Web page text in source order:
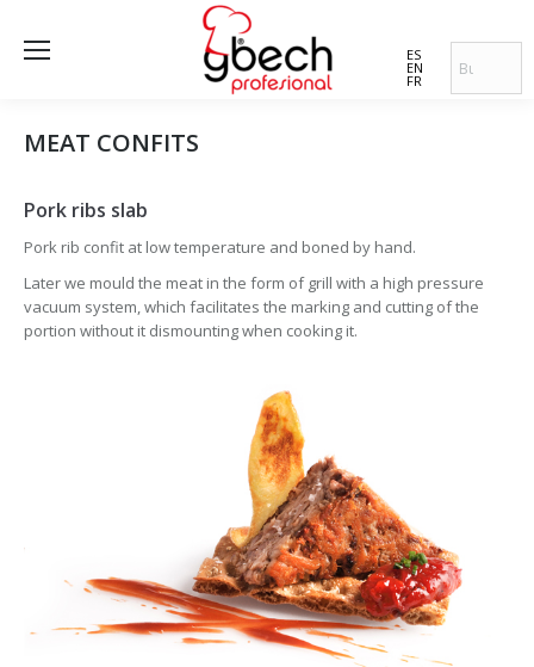
ES
EN
FR
MEAT CONFITS
Pork ribs slab
Pork rib confit at low temperature and boned by hand.
Later we mould the meat in the form of grill with a high pressure
vacuum system, which facilitates the marking and cutting of the
portion without it dismounting when cooking it.